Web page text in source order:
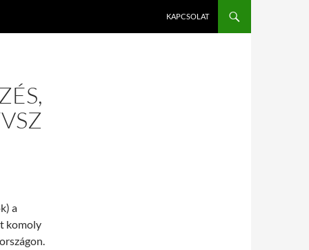
KAPCSOLAT
a
komoly